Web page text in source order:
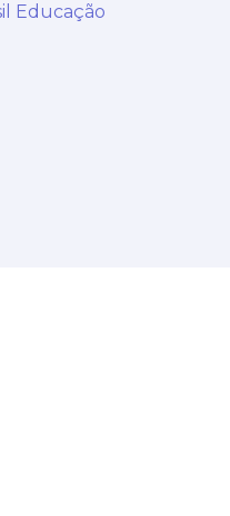
Educação